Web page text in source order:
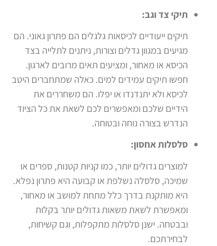
תיקי צד וגב:
תיקים ייעודיים לכיסאות גלגלים הם פתרון גאוני. הם
מגיעים במגוון גדלים וצורות, ניתנים לתלייה בצד
הכיסא או מאחור, ומציעים תאים מרובים לארגון.
חפשו תיקים עמידים למים. כאלה שמתחברים היטב
לכיסא ולא יתנדנדו או יפלו. הם משחררים את
הידיים שלכם ומאפשרים לכם לשאת את כל הציוד
הנדרש בצורה נוחה ובטוחה.
סלסלות אחסון:
למוצרים גדולים יותר, כמו קניות קטנות, ספרים או
שמיכה, סלסלה נשלפת או קבועה היא פתרון נפלא.
היא מותקנת בדרך כלל מתחת למושב או מאחור,
ומאפשרת לשאת משאות גדולים יותר בקלות
ובבטחה. ישנן סלסלות מתקפלות, וגם קשיחות,
לבחירתכם.